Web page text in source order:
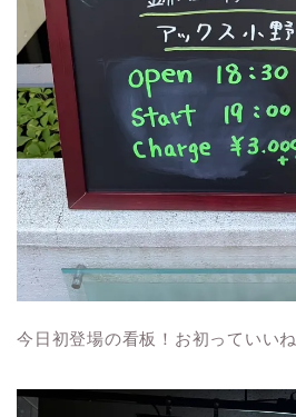
今日初登場の看板！お初っていいね